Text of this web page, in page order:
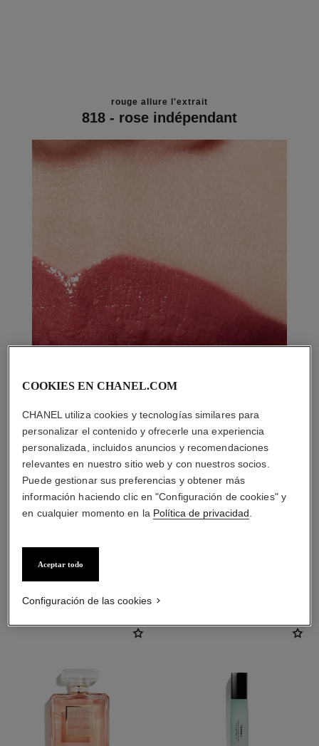
rouge allure l'extrait
818 - rose indépendant
COOKIES EN CHANEL.COM
CHANEL utiliza cookies y tecnologías similares para
personalizar el contenido y ofrecerle una experiencia
personalizada, incluidos anuncios y recomendaciones
relevantes en nuestro sitio web y con nuestros socios.
Puede gestionar sus preferencias y obtener más
información haciendo clic en "Configuración de cookies" y
en cualquier momento en la Política de privacidad
Aceptar todo
Configuración de las cookies